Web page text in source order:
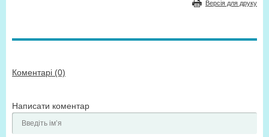
Версія для друку
Коментарі (0)
Написати коментар